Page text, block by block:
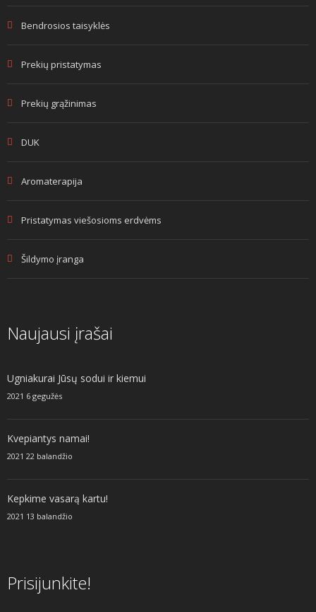
Bendrosios taisyklės
Prekių pristatymas
Prekių grąžinimas
DUK
Aromaterapija
Pristatymas viešosioms erdvėms
Šildymo įranga
Naujausi įrašai
Ugniakurai Jūsų sodui ir kiemui
2021 6 gegužės
Kvepiantys namai!
2021 22 balandžio
Kepkime vasarą kartu!
2021 13 balandžio
Prisijunkite!